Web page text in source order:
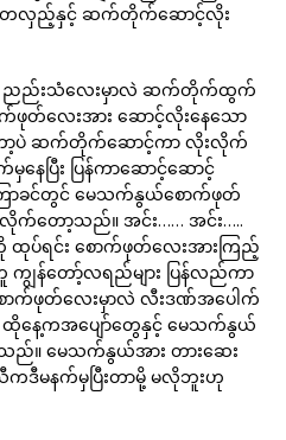
ြန်တလှည့်နှင့် ဆက်တိုက်ဆောင့်လိုး
ညည်းသံလေးမှာလဲ ဆက်တိုက်ထွက်
တ်လေးအား ဆောင့်လိုးနေသော
တော့ပဲ ဆက်တိုက်ဆောင့်ကာ လိုးလိုက်
ပြီး ပြန်ကာဆောင့်ဆောင့်
ာခင်တွင် မေသက်နွယ်စောက်ဖုတ်
က်တော့သည်။ အင်း…… အင်း…..
ထုပ်ရင်း စောက်ဖုတ်လေးအားကြည့်
ကျွန်တော့်လရည်များ ပြန်လည်ကာ
ဖုတ်လေးမှာလဲ လီးဒဏ်အပေါက်
ထိုနေ့ကအပျော်တွေနှင့် မေသက်နွယ်
။ မေသက်နွယ်အား တားဆေး
ဒီမနက်မှပြီးတာမို့ မလိုဘူးဟု